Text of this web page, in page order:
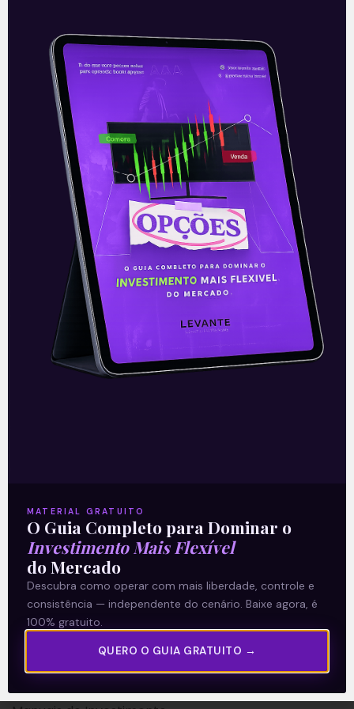
Oferta recorde da BR
Distribuidora
Na maior oferta de ações secundária do
país até o momento, a estatal Petrobras
(PETR3/PETR4) finalizou seu
desinvestimento na BR Distribuidora
(BRDT3) em uma negociação
Leia mais
01/07/2021
Sobre nós
Termos e Condições
Política de Privacidade
Explore
Artigos
MATERIAL GRATUITO
O Guia Completo para Dominar o
Investimento Mais Flexível
do Mercado
Descubra como operar com mais liberdade, controle e
consistência — independente do cenário. Baixe agora, é
100% gratuito.
QUERO O GUIA GRATUITO →